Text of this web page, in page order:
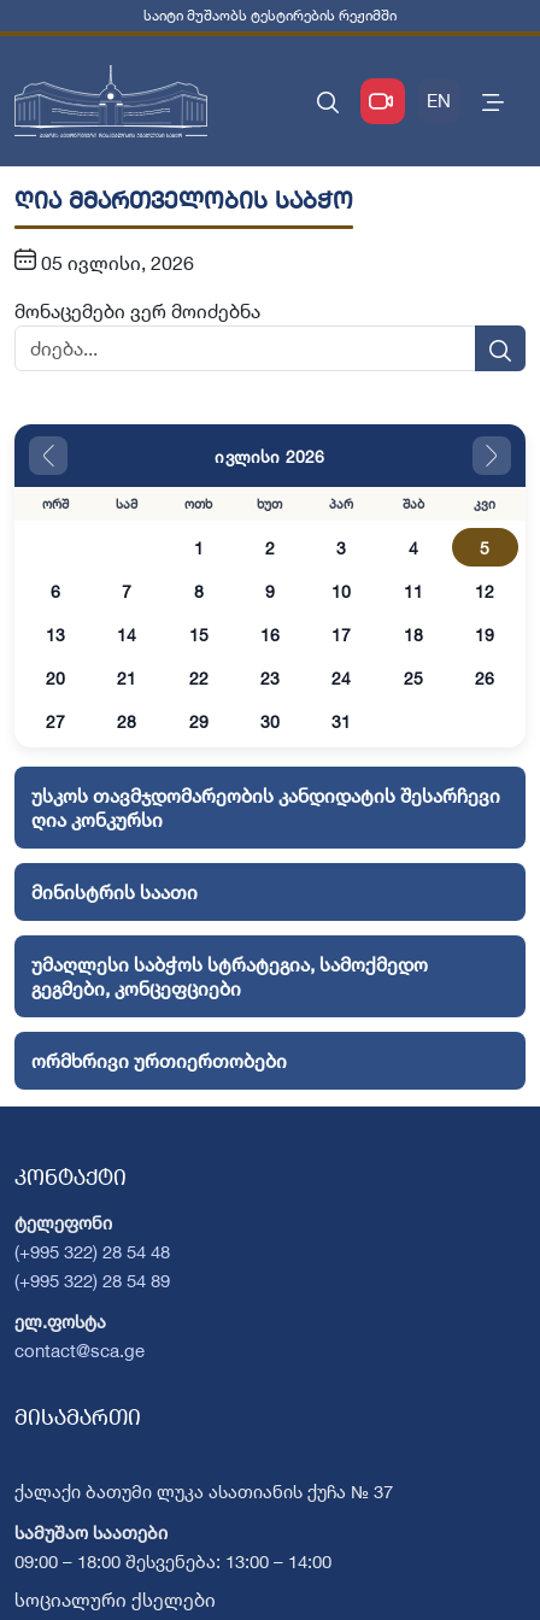
საიტი მუშაობს ტესტირების რეჟიმში
EN
ღია მმართველობის საბჭო
05 ივლისი, 2026
მონაცემები ვერ მოიძებნა
ივლისი 2026
ორშ სამ ოთხ ხუთ პარ შაბ კვი
1 2 3 4 5
6 7 8 9 10 11 12
13 14 15 16 17 18 19
20 21 22 23 24 25 26
27 28 29 30 31
უსკოს თავმჯდომარეობის კანდიდატის შესარჩევი
ღია კონკურსი
მინისტრის საათი
უმაღლესი საბჭოს სტრატეგია, სამოქმედო
გეგმები, კონცეფციები
ორმხრივი ურთიერთობები
კონტაქტი
ტელეფონი
(+995 322) 28 54 48
(+995 322) 28 54 89
ელ.ფოსტა
contact@sca.ge
მისამართი
ქალაქი ბათუმი ლუკა ასათიანის ქუჩა № 37
სამუშაო საათები
09:00 – 18:00 შესვენება: 13:00 – 14:00
სოციალური ქსელები